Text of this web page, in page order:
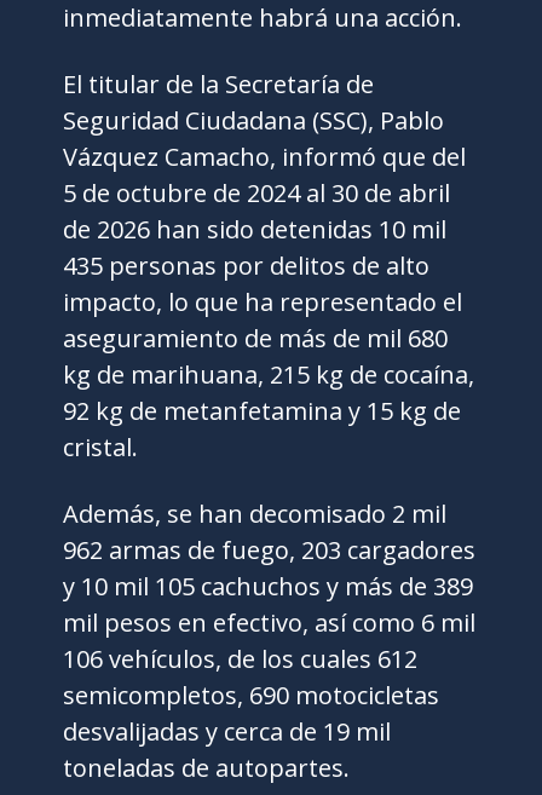
inmediatamente habrá una acción.
El titular de la Secretaría de
Seguridad Ciudadana (SSC), Pablo
Vázquez Camacho, informó que del
5 de octubre de 2024 al 30 de abril
de 2026 han sido detenidas 10 mil
435 personas por delitos de alto
impacto, lo que ha representado el
aseguramiento de más de mil 680
kg de marihuana, 215 kg de cocaína,
92 kg de metanfetamina y 15 kg de
cristal.
Además, se han decomisado 2 mil
962 armas de fuego, 203 cargadores
y 10 mil 105 cachuchos y más de 389
mil pesos en efectivo, así como 6 mil
106 vehículos, de los cuales 612
semicompletos, 690 motocicletas
desvalijadas y cerca de 19 mil
toneladas de autopartes.